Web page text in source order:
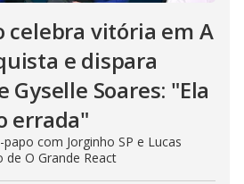
celebra vitória em A
e dispara
Gyselle Soares: "Ela
errada"
com Jorginho SP e Lucas
de O Grande React